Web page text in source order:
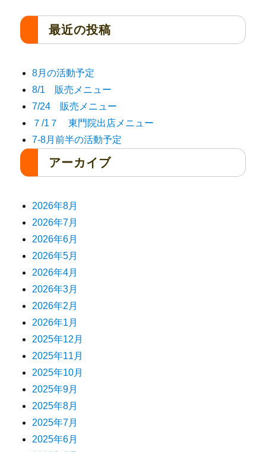
最近の投稿
8月の活動予定
8/1 販売メニュー
7/24 販売メニュー
７/1７ 東門院出店メニュー
7-8月前半の活動予定
アーカイブ
2026年8月
2026年7月
2026年6月
2026年5月
2026年4月
2026年3月
2026年2月
2026年1月
2025年12月
2025年11月
2025年10月
2025年9月
2025年8月
2025年7月
2025年6月